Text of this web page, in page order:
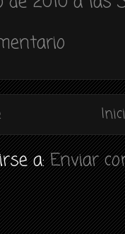
a:Enviar